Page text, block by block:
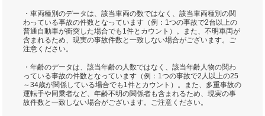
・車両種別のデータは、該当車両の数ではなく、該当車両種別の関
わっている事故の件数となっています（例：1つの事故で2台以上の
普通自動車が衝突した場合でも1件とカウント）。また、不明車両が
含まれるため、現実の事故件数と一致しない場合がございます。ご
注意ください。
・年齢のデータは、該当年齢の人数ではなく、該当年齢人物の関わ
っている事故の件数となっています（例：1つの事故で2人以上の25
～34歳が関係している場合でも1件とカウント）。また、多重事故の
運転手や同乗者など、年齢不明の関係者も含まれるため、現実の事
故件数と一致しない場合がございます。ご注意ください。